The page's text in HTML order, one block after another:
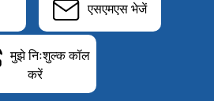
एसएमएस भेजें
मुझे निःशुल्क कॉल
करें